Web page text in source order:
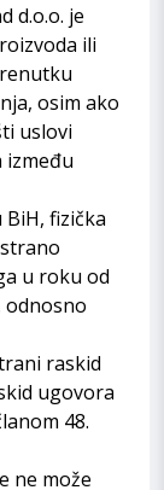
d.o.o. je
ili
osim ako
uslovi
između
fizička
u roku od
odnosno
raskid
ugovora
48.
ne može